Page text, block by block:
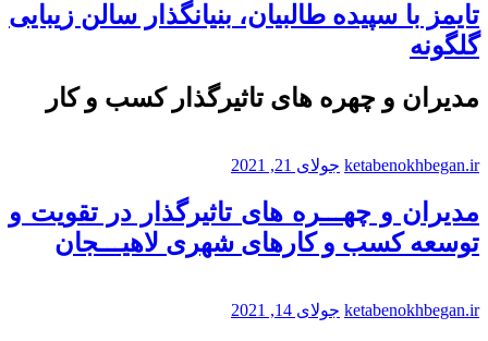
تایمز با سپیده طالبیان، بنیانگذار سالن زیبایی
گلگونه
مدیران و چهره های تاثیرگذار کسب و کار
ketabenokhbegan.ir جولای 21, 2021
مدیران و چهـــره های تاثیرگذار در تقویت و
توسعه کسب و کارهای شهری لاهیـــجان
ketabenokhbegan.ir جولای 14, 2021